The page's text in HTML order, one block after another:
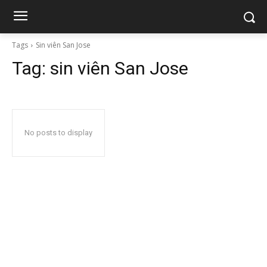
Tags Sin viên San Jose
Tag: sin viên San Jose
No posts to display